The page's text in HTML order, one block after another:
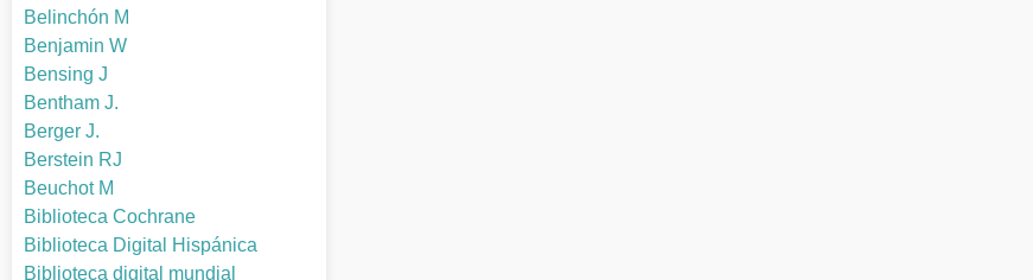
Belinchón M
Benjamin W
Bensing J
Bentham J.
Berger J.
Berstein RJ
Beuchot M
Biblioteca Cochrane
Biblioteca Digital Hispánica
Biblioteca digital mundial